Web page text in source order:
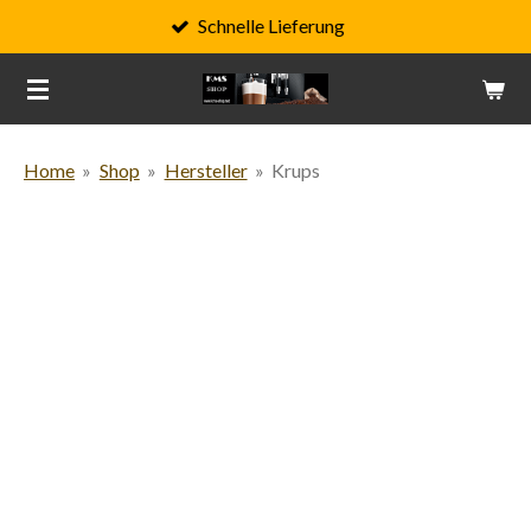
Hauptinhalt
springen
Schnelle Lieferung
Home » Shop » Hersteller » Krups